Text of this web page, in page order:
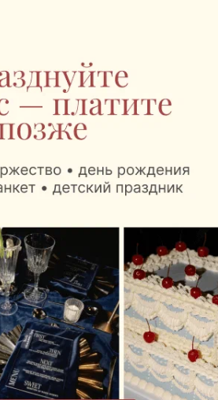
рейсом.
Mak.by
в Национальном аэропорту